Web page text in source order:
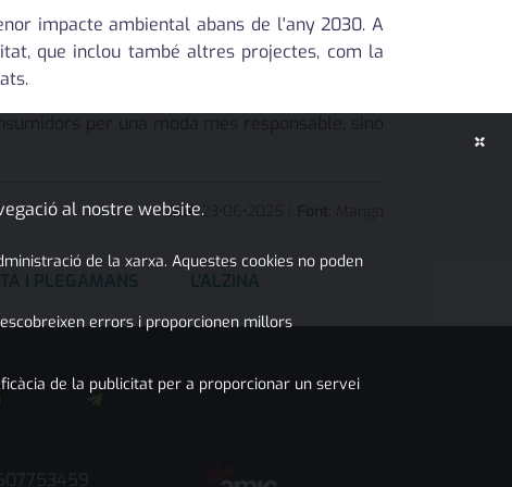
impacte ambiental abans de l'any 2030. A
que inclou també altres projectes, com la
JMP23
I PLEGAMANS L'ALZINA
×
al nostre website.
de la xarxa. Aquestes cookies no poden
errors i proporcionen millors
de la publicitat per a proporcionar un servei